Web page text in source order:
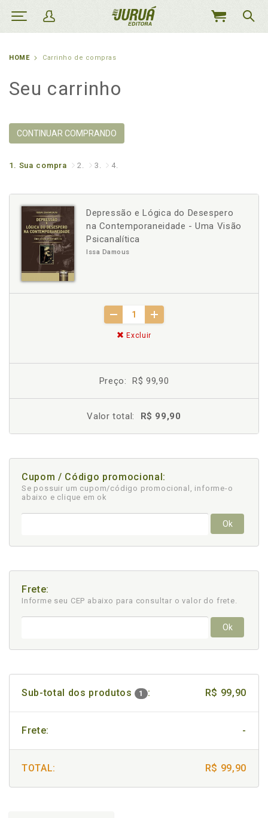
MEU
HOME Carrinho de compras
Seu carrinho
CONTINUAR COMPRANDO
1. Sua compra 2. 3. 4.
Depressão e Lógica do Desespero
na Contemporaneidade - Uma Visão
Psicanalítica
Issa Damous
Excluir
Preço: R$ 99,90
Valor total: R$ 99,90
Cupom / Código promocional:
Se possuir um cupom/código promocional, informe-o
abaixo e clique em ok
Ok
Frete:
Informe seu CEP abaixo para consultar o valor do frete.
Ok
Sub-total dos produtos 1 : R$ 99,90
Frete: -
TOTAL: R$ 99,90